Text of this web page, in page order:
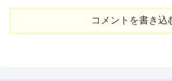
コメントを書き込